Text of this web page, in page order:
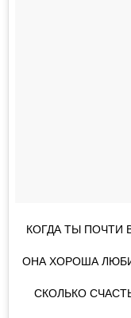
КОГДА ТЫ ПОЧТИ
ОНА ХОРОША
СКОЛЬКО